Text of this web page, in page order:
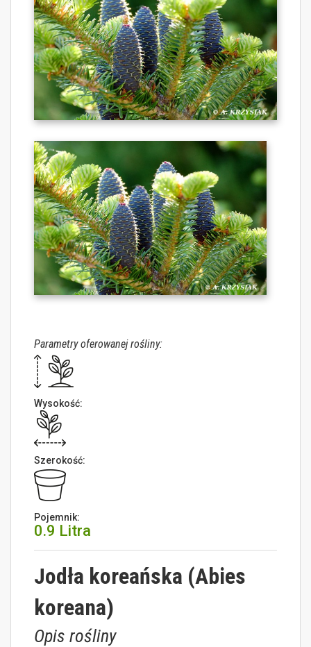
Parametry oferowanej rośliny:
Wysokość:
Szerokość:
Pojemnik:
0.9 Litra
Jodła koreańska (Abies
koreana)
Opis rośliny